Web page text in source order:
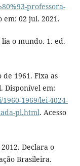
professora-
em: 02 jul. 2021.
lia o mundo. 1. ed.
de 1961. Fixa as
Disponível em:
1969/lei-4024-
pl.html. Acesso
Declara o
Brasileira.